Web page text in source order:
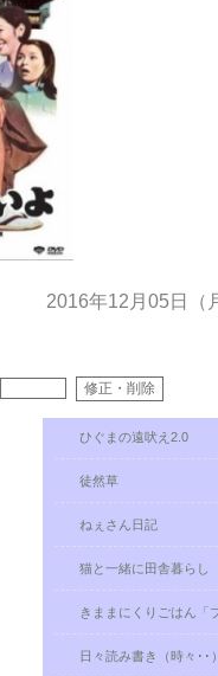
2016年12月05日（
ひぐまの遠吠え2.0
徒然草
ねぇさん日記
猫と一緒に田舎暮らし
きままにくりごはん「
日々読み書き（時々･･